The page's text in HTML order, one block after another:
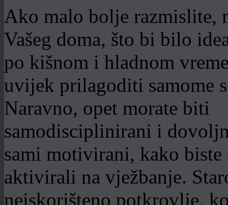
Ako malo bolje razmislite,
Vašeg doma, što bi bilo
po kišnom i hladnom
uvijek prilagoditi samome
Naravno, opet morate biti
samodisciplinirani i
sami motivirani, kako biste
aktivirali na vježbanje.
neiskorišteno potkrovlje,